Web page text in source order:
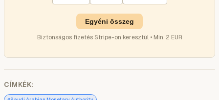
Egyéni összeg
Biztonságos fizetés Stripe-on keresztül • Min. 2 EUR
CÍMKÉK: